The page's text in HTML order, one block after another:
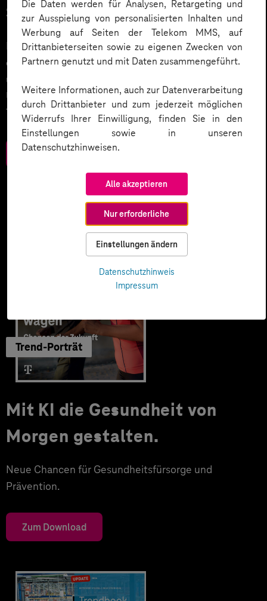
Die Daten werden für Analysen, Retargeting und
zur Ausspielung von personalisierten Inhalten und
Werbung auf Seiten der Telekom MMS, auf
Drittanbieterseiten sowie zu eigenen Zwecken von
Partnern genutzt und mit Daten zusammengeführt.
Weitere Informationen, auch zur Datenverarbeitung
durch Drittanbieter und zum jederzeit möglichen
Widerrufs Ihrer Einwilligung, finden Sie in den
Einstellungen sowie in unseren
Datenschutzhinweisen.
Alle akzeptieren
Nur erforderliche
Einstellungen ändern
Datenschutzhinweis
Impressum
Service.
KI wird der nächste große Treiber in der Digitalisierung
des Kundenservices sein. Wie wird dies umgesetzt
und welche weiteren Smart Services setzen
Unternehmen ein? Werfen Sie einen Blick in unser
Trendbook.
Zum Download
Trend-Porträt
Mit KI die Gesundheit von
Morgen gestalten.
Neue Chancen für Gesundheitsfürsorge und
Prävention.
Zum Download